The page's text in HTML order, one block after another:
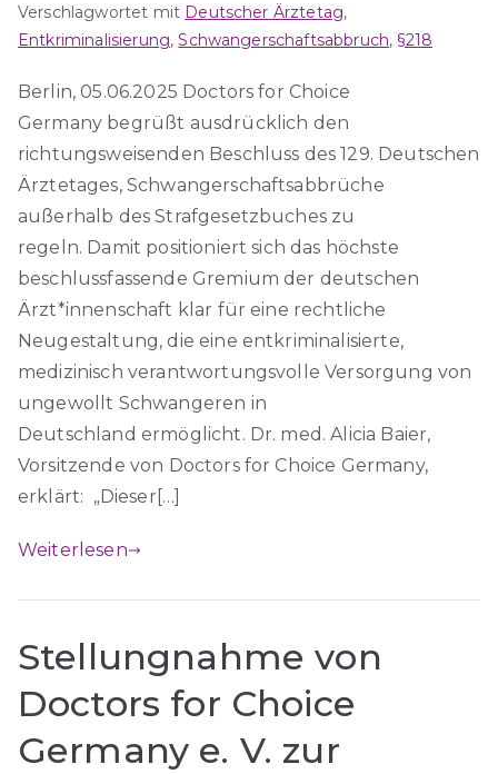
Verschlagwortet mit Deutscher Ärztetag,
Entkriminalisierung,Schwangerschaftsabbruch,§218
Berlin, 05.06.2025 Doctors for Choice
Germany begrüßt ausdrücklich den
richtungsweisenden Beschluss des 129. Deutschen
Ärztetages, Schwangerschaftsabbrüche
außerhalb des Strafgesetzbuches zu
regeln. Damit positioniert sich das höchste
beschlussfassende Gremium der deutschen
Ärzt*innenschaft klar für eine rechtliche
Neugestaltung, die eine entkriminalisierte,
medizinisch verantwortungsvolle Versorgung von
ungewollt Schwangeren in
Deutschland ermöglicht. Dr. med. Alicia Baier,
Vorsitzende von Doctors for Choice Germany,
erklärt: „Dieser[…]
Weiterlesen
Stellungnahme von
Doctors for Choice
Germany e. V. zur